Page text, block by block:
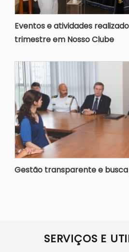
Eventos e atividades
trimestre em Nosso Clube
Gestão transparente e
SERVIÇOS E